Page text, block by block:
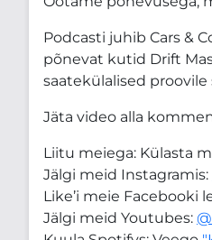
Podcasti juhib Cars &
põnevat kutid Drift
saatekülalised proovile
Jäta video alla
Liitu meiega: Külasta
Jälgi meid Instagramis:
Like’i meie Facebooki
Jälgi meid Youtubes: